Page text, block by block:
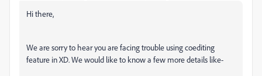
Hi there,
We are sorry to hear you are facing trouble using coediting
feature in XD. We would like to know a few more details like-